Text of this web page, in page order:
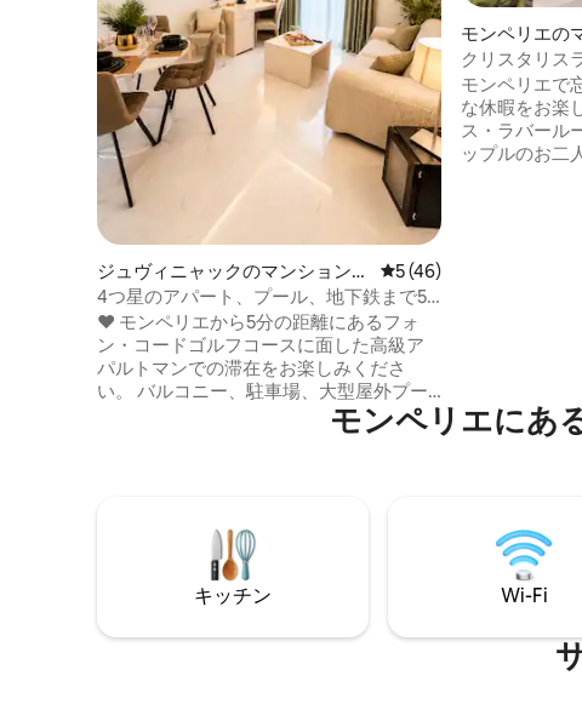
ジュヴィニャックのマンション・
アパート
レビュー46件、5つ星中
5 (46)
4つ星のアパート、プール、地下鉄まで5
分、ビーチまで20分
❤ モンペリエから5分の距離にあるフォ
ン・コードゴルフコースに面した高級ア
パルトマンでの滞在をお楽しみくださ
い。 バルコニー、駐車場、大型屋外プー
ルを備えた、静かでエレガントなエアコ
ン付きアパートメント。 リラックスした
ター、本格的なソファベッド、バスタ
ブ、洗面台、設備の整ったキッチン、50
インチテレビ。主要道路へのアクセスが
良好。屋内温水プール、スパ、4つ星ハマ
ムのご利用が可能：1名様33ユーロ（割引
あり）。
モンペリエの
パート
クリスタリス
モンペリエで
な休暇をお楽しみく
ス・ラバール
ップルのお二
モンペリエにあ
キッチン Wi-Fi